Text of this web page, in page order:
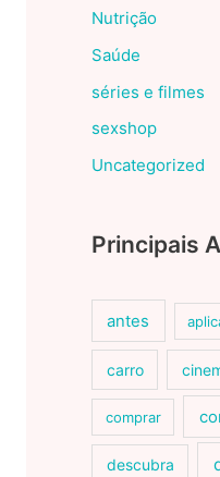
Nutrição
Saúde
séries e filmes
sexshop
Uncategorized
Principais
antes
carro
comprar
descubra